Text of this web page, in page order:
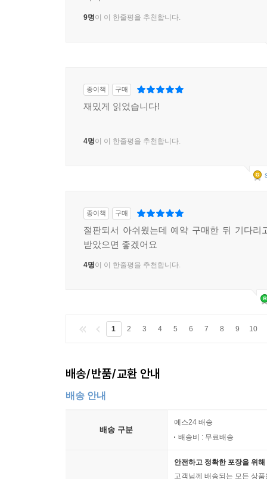
9명이 이 한줄평을 추천합니다.
종이책 구매
재밌게 읽었습니다!
4명이 이 한줄평을 추천합니다.
종이책 구매
절판되서 아쉬웠는데 예약 구매한 뒤 기다리
받았으면 좋겠어요
4명이 이 한줄평을 추천합니다.
1 2 3 4 5 6 7 8 9 10
배송/반품/교환 안내
배송 안내
배송 구분
예스24 배송
배송비 : 무료배송
안전하고 정확한 포장을 위
고객님께 배송되는 모든 상